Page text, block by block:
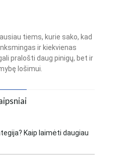
tiems, kurie sako, kad
ir kiekvienas
pralošti daug pinigų, bet ir
lošimui.
Kaip laimėti daugiau